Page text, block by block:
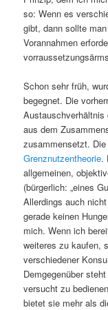
so: Wenn es
gibt, dann sollte
Vorannahmen
Schon sehr früh,
begegnet. Die
aus dem
zusammensetzt.
Grenznutzentheorie.
allgemeinen,
(bürgerlich: „eines
Allerdings auch
gerade keinen
mich. Wenn ich
weiteres zu kaufen,
verschiedener
Demgegenüber
versucht zu
bietet sie mehr als